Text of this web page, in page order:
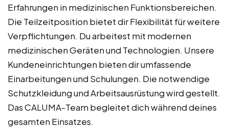
Erfahrungen in medizinischen Funktionsbereichen.
Die Teilzeitposition bietet dir Flexibilität für weitere
Verpflichtungen. Du arbeitest mit modernen
medizinischen Geräten und Technologien. Unsere
Kundeneinrichtungen bieten dir umfassende
Einarbeitungen und Schulungen. Die notwendige
Schutzkleidung und Arbeitsausrüstung wird gestellt.
Das CALUMA-Team begleitet dich während deines
gesamten Einsatzes.